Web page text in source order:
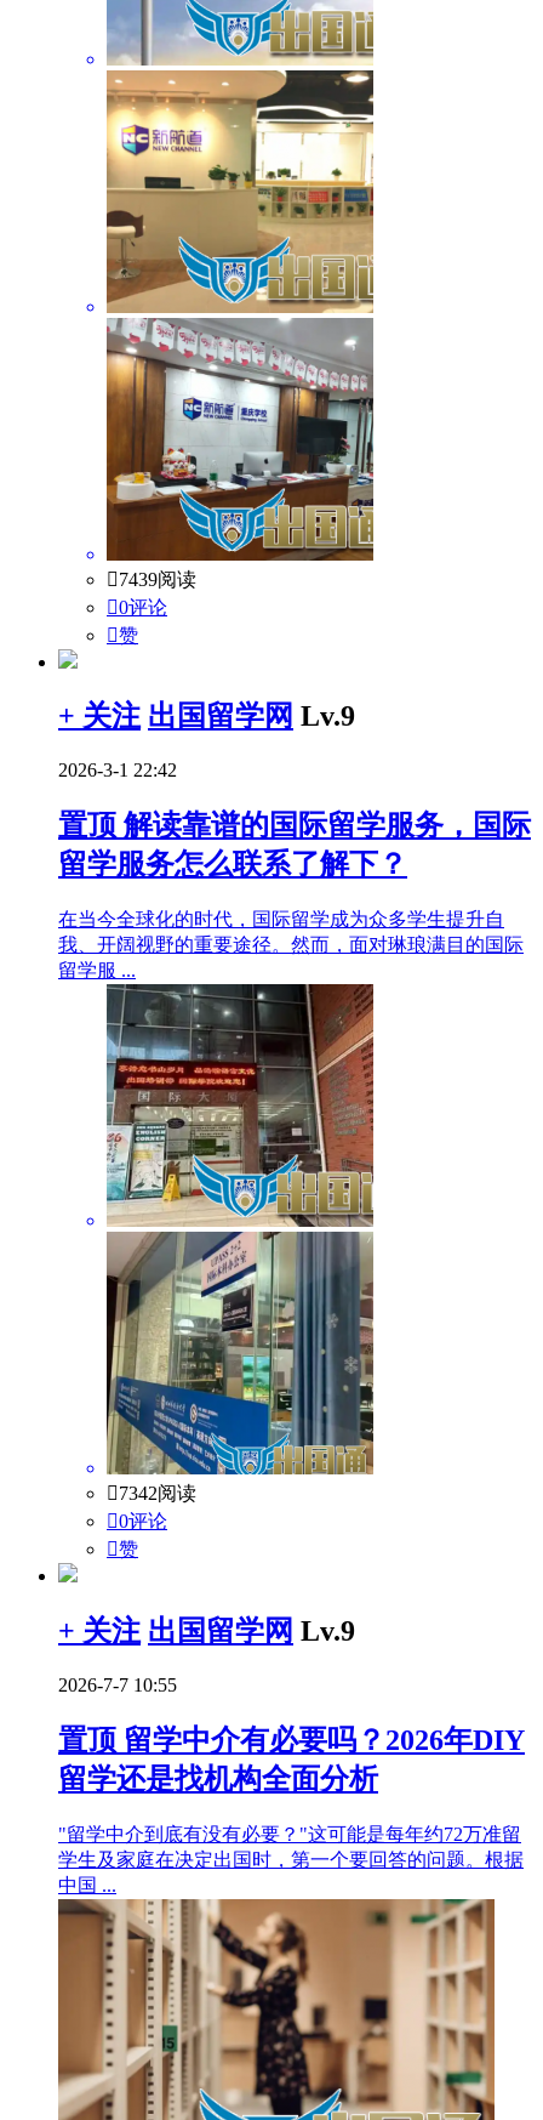
7439阅读
0评论
赞
+ 关注 出国留学网 Lv.9
2026-3-1 22:42
置顶 解读靠谱的国际留学服务，国际
留学服务怎么联系了解下？
在当今全球化的时代，国际留学成为众多学生提升自
我、开阔视野的重要途径。然而，面对琳琅满目的国际
留学服 ...
7342阅读
0评论
赞
+ 关注 出国留学网 Lv.9
2026-7-7 10:55
置顶 留学中介有必要吗？2026年DIY
留学还是找机构全面分析
"留学中介到底有没有必要？"这可能是每年约72万准留
学生及家庭在决定出国时，第一个要回答的问题。根据
中国 ...